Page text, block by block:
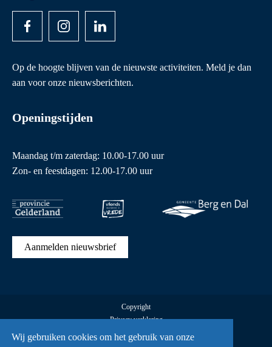
Wij gebruiken cookies om het gebruik van onze
Op de hoogte blijven van de nieuwste activiteiten. Meld je dan
aan voor onze nieuwsberichten.
Openingstijden
Maandag t/m zaterdag: 10.00-17.00 uur
Zon- en feestdagen: 12.00-17.00 uur
Aanmelden nieuwsbrief
Copyright
Privacy verklaring
Cookies